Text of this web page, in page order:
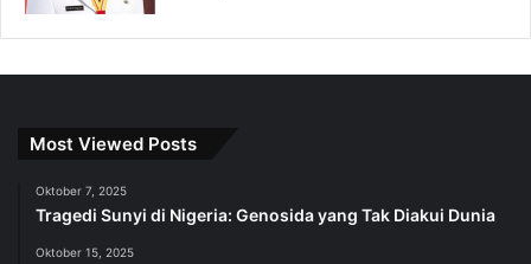
Most Viewed Posts
Oktober 7, 2025
Tragedi Sunyi di Nigeria: Genosida yang Tak Diakui Dunia
Oktober 15, 2025